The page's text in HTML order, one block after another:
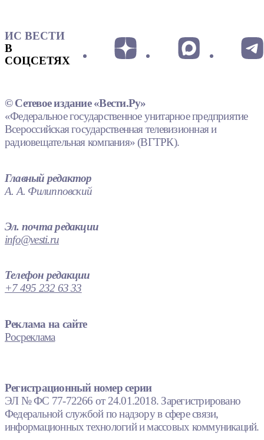
ИС ВЕСТИ
В
СОЦСЕТЯХ
© Сетевое издание «Вести.Ру»
«Федеральное государственное унитарное предприятие
Всероссийская государственная телевизионная и
радиовещательная компания» (ВГТРК).
Главный редактор
А. А. Филипповский
Эл. почта редакции
info@vesti.ru
Телефон редакции
+7 495 232 63 33
Реклама на сайте
Росреклама
Регистрационный номер серии
ЭЛ № ФС 77-72266 от 24.01.2018. Зарегистрировано
Федеральной службой по надзору в сфере связи,
информационных технологий и массовых коммуникаций.